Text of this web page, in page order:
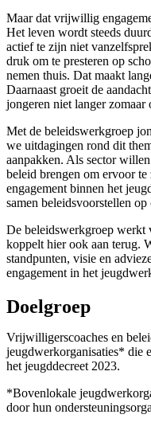
Maar dat vrijwillig
Het leven wordt steeds
actief te zijn niet
druk om te presteren op
nemen thuis. Dat maakt
Daarnaast groeit de
jongeren niet langer zomaar
Met de beleidswerkgroep
we uitdagingen rond dit
aanpakken. Als sector
beleid brengen om ervoor
engagement binnen het
samen beleidsvoorstellen
De beleidswerkgroep werkt
koppelt hier ook aan terug.
standpunten, visie en
engagement in het
Doelgroep
Vrijwilligerscoaches en
jeugdwerkorganisaties* die
het jeugddecreet 2023.
*Bovenlokale
door hun